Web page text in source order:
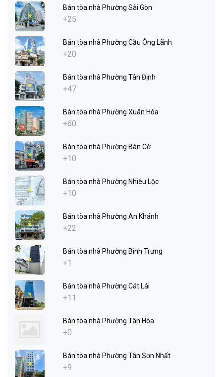
Bán tòa nhà Phường Sài Gòn
+25
Bán tòa nhà Phường Cầu Ông Lãnh
+20
Bán tòa nhà Phường Tân Định
+47
Bán tòa nhà Phường Xuân Hòa
+60
Bán tòa nhà Phường Bàn Cờ
+10
Bán tòa nhà Phường Nhiêu Lộc
+10
Bán tòa nhà Phường An Khánh
+22
Bán tòa nhà Phường Bình Trưng
+1
Bán tòa nhà Phường Cát Lái
+11
Bán tòa nhà Phường Tân Hòa
+0
Bán tòa nhà Phường Tân Sơn Nhất
+9